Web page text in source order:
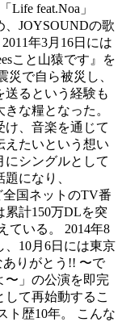
feat.Noa」
、JOYSOUNDの歌
年3月16日には
こと山猿です』を
災で自ら被災し、
送るという経験も
な糧となった。
け、音楽を通じて
えたいという想い
にシングルとして
になり、
全国ネットのTV番
累計150万DLを突
ている。 2014年8
、10月6日には東京
ありがとう!! 〜で
〜」の公演を即完
て再始動するこ
ト歴10年。 こんな